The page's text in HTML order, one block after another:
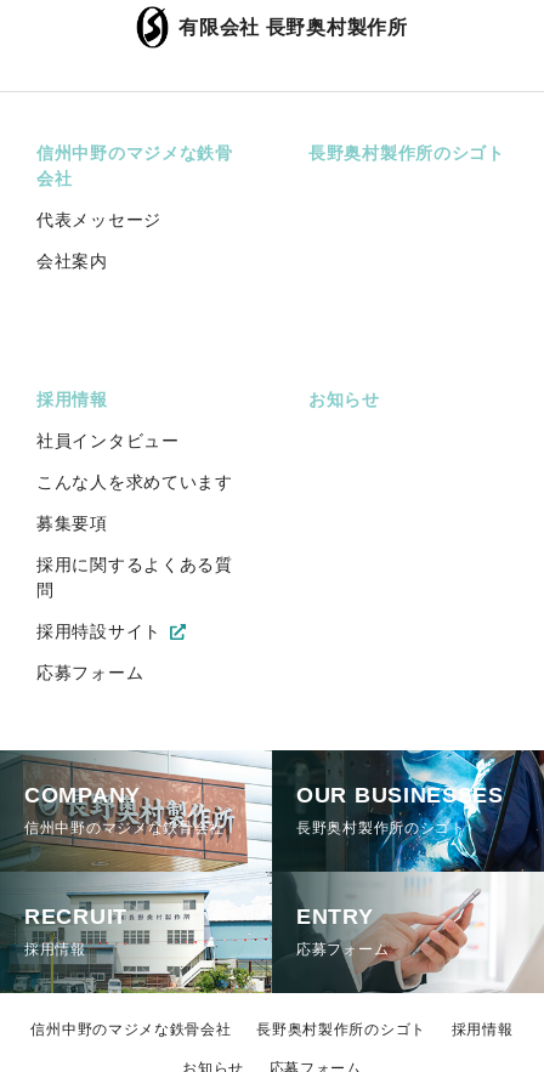
有限会社 長野奥村製作所
信州中野のマジメな鉄骨
会社
代表メッセージ
会社案内
長野奥村製作所のシゴト
採用情報
社員インタビュー
こんな人を求めています
募集要項
採用に関するよくある質
問
採用特設サイト
応募フォーム
お知らせ
COMPANY
信州中野のマジメな鉄骨会社
OUR BUSINESSES
長野奥村製作所のシゴト
RECRUIT
採用情報
ENTRY
応募フォーム
信州中野のマジメな鉄骨会社 長野奥村製作所のシゴト 採用情報
お知らせ 応募フォーム